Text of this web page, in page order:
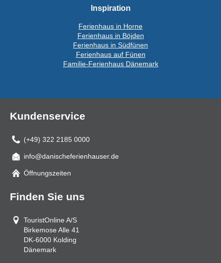
Inspiration
Ferienhaus in Horne
Ferienhaus in Böjden
Ferienhaus in Südfünen
Ferienhaus auf Fünen
Familie-Ferienhaus Dänemark
Kundenservice
(+49) 322 2185 0000
Mail
info@danischeferienhauser.de
Öffnungszeiten
Finden Sie uns
TouristOnline A/S
Birkemose Alle 41
DK-6000 Kolding
Dänemark